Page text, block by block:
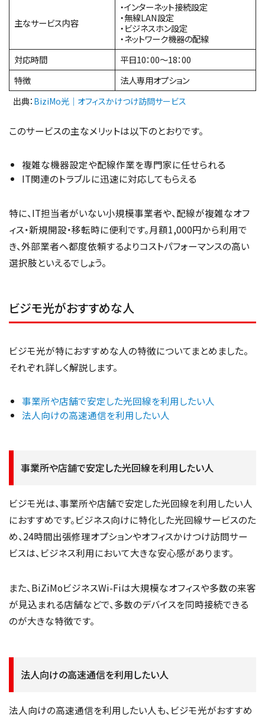
主なサービス内容
・インターネット接続設定
・無線LAN設定
・ビジネスホン設定
・ネットワーク機器の配線
対応時間
平日10：00～18：00
特徴
法人専用オプション
出典： BiziMo光｜オフィスかけつけ訪問サービス
このサービスの主なメリットは以下のとおりです。
複雑な機器設定や配線作業を専門家に任せられる
IT関連のトラブルに迅速に対応してもらえる
特に、IT担当者がいない小規模事業者や、配線が複雑なオフ
ィス・新規開設・移転時に便利です。月額1,000円から利用で
き、外部業者へ都度依頼するよりコストパフォーマンスの高い
選択肢といえるでしょう。
ビジモ光がおすすめな人
ビジモ光が特におすすめな人の特徴についてまとめました。
それぞれ詳しく解説します。
事業所や店舗で安定した光回線を利用したい人
法人向けの高速通信を利用したい人
事業所や店舗で安定した光回線を利用したい人
ビジモ光は、事業所や店舗で安定した光回線を利用したい人
におすすめです。ビジネス向けに特化した光回線サービスのた
め、24時間出張修理オプションやオフィスかけつけ訪問サー
ビスは、ビジネス利用において大きな安心感があります。
また、BiZiMoビジネスWi-Fiは大規模なオフィスや多数の来客
が見込まれる店舗などで、多数のデバイスを同時接続できる
のが大きな特徴です。
法人向けの高速通信を利用したい人
法人向けの高速通信を利用したい人も、ビジモ光がおすすめ